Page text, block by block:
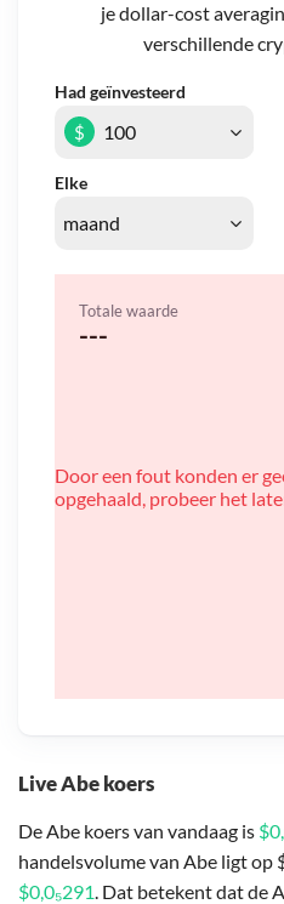
Live Abe koers
De Abe koers van vandaag is
handelsvolume van Abe ligt op
$0,0₅291. Dat betekent dat de
je dollar-cost
verschillende
Had geïnvesteerd
Elke
$
Totale waarde
---
Door een fout konden er
opgehaald, probeer het